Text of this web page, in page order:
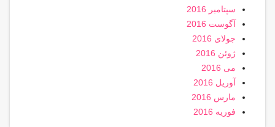
سپتامبر 2016
آگوست 2016
جولای 2016
ژوئن 2016
می 2016
آوریل 2016
مارس 2016
فوریه 2016